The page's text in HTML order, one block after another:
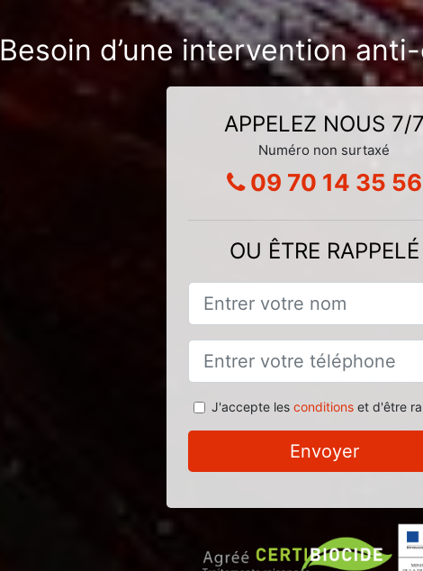
Besoin d’une intervention
APPELEZ NOUS 7/7
Numéro non surtaxé
09 70 14 35 56
OU ÊTRE RAPPELÉ
J'accepte les conditionset d'être
Envoyer